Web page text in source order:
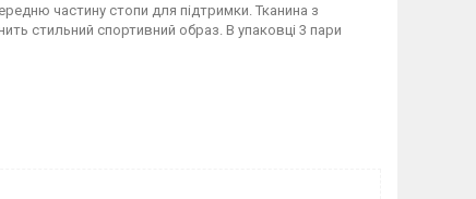
частину стопи для підтримки. Тканина з
стильний спортивний образ. В упаковці 3 пари